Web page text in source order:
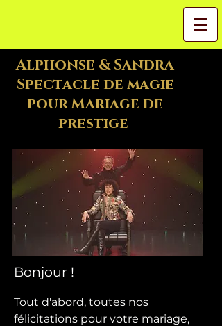
Alphonse & Sandra
Spectacle de magie
pour Mariage de
prestige
Bonjour !
Tout d'abord, toutes nos
félicitations pour votre mariage,